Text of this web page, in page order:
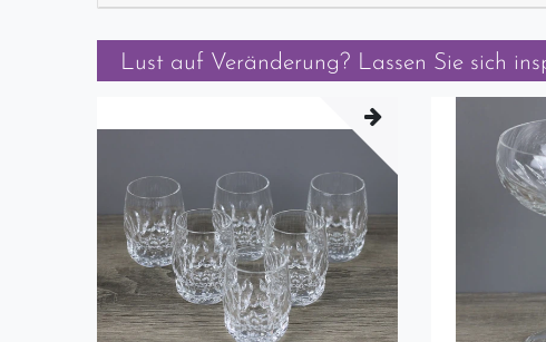
Lust auf Veränderung? Lassen Sie sich